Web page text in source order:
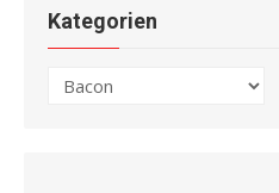
Kategorien
Kategorien